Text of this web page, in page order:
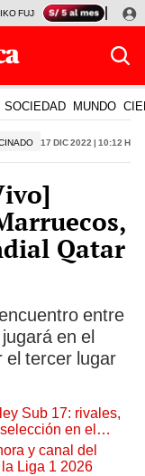
FUJIMORI LA BELLA
SOCIEDAD MUNDO
17 Dic 2022 | 10:12 h
Qatar
entre
en el
el tercer lugar
Sub 17: rivales,
en el
y canal del
Liga 1 2026